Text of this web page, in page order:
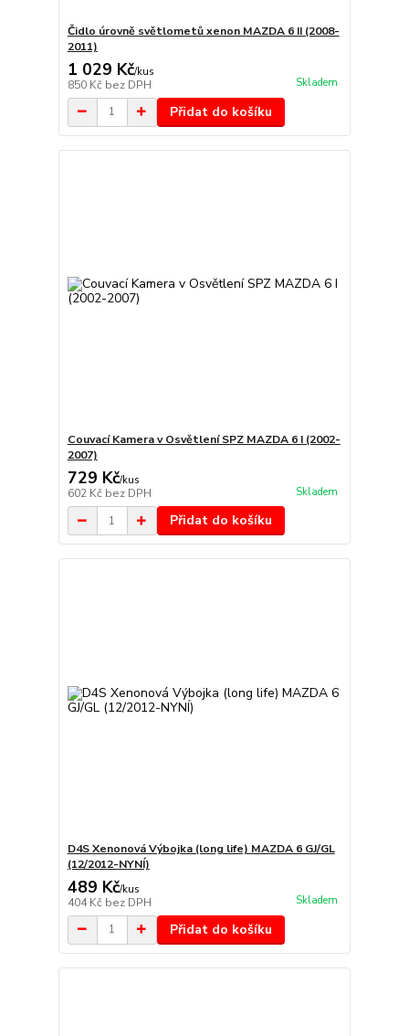
Čidlo úrovně světlometů xenon MAZDA 6 II (2008-
2011)
1 029 Kč/kus
850 Kč bez DPH Skladem
Přidat do košíku
Couvací Kamera v Osvětlení SPZ MAZDA 6 I (2002-
2007)
729 Kč/kus
602 Kč bez DPH Skladem
Přidat do košíku
D4S Xenonová Výbojka (long life) MAZDA 6 GJ/GL
(12/2012-NYNÍ)
489 Kč/kus
404 Kč bez DPH Skladem
Přidat do košíku